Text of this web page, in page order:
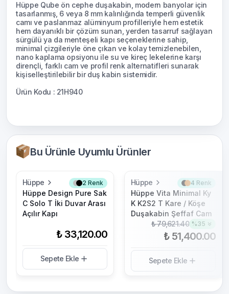
Bu Ürünle Uyumlu Ürünler
Hüppe 2 Renk
Hüppe Design Pure Sak
C Solo T İki Duvar Arası
Açılır Kapı
₺ 33,120.00
Sepete Ekle
Hüppe 4 Renk
Hüppe Vita Minimal Ky
K K2S2 T Kare / Köşe
Duşakabin Şeffaf Cam
₺ 79,621.40 %35
₺ 51,400.00
Sepete Ekle
Hüppe Qube ön cephe duşakabin, modern banyolar için
tasarlanmış, 6 veya 8 mm kalınlığında temperli güvenlik
camı ve paslanmaz alüminyum profilleriyle hem estetik
hem dayanıklı bir çözüm sunan, yerden tasarruf sağlayan
sürgülü ya da menteşeli kapı seçeneklerine sahip,
minimal çizgileriyle öne çıkan ve kolay temizlenebilen,
nano kaplama opsiyonu ile su ve kireç lekelerine karşı
dirençli, farklı cam ve profil renk alternatifleri sunarak
kişiselleştirilebilir bir duş kabin sistemidir.
Ürün Kodu : 21H940